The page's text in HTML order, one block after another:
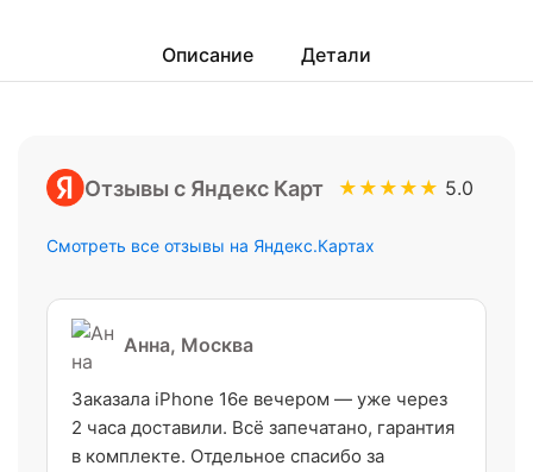
Описание Детали
Отзывы с Яндекс Карт ★★★★★ 5.0
Смотреть все отзывы на Яндекс.Картах
Анна, Москва
Заказала iPhone 16e вечером — уже через
2 часа доставили. Всё запечатано, гарантия
в комплекте. Отдельное спасибо за